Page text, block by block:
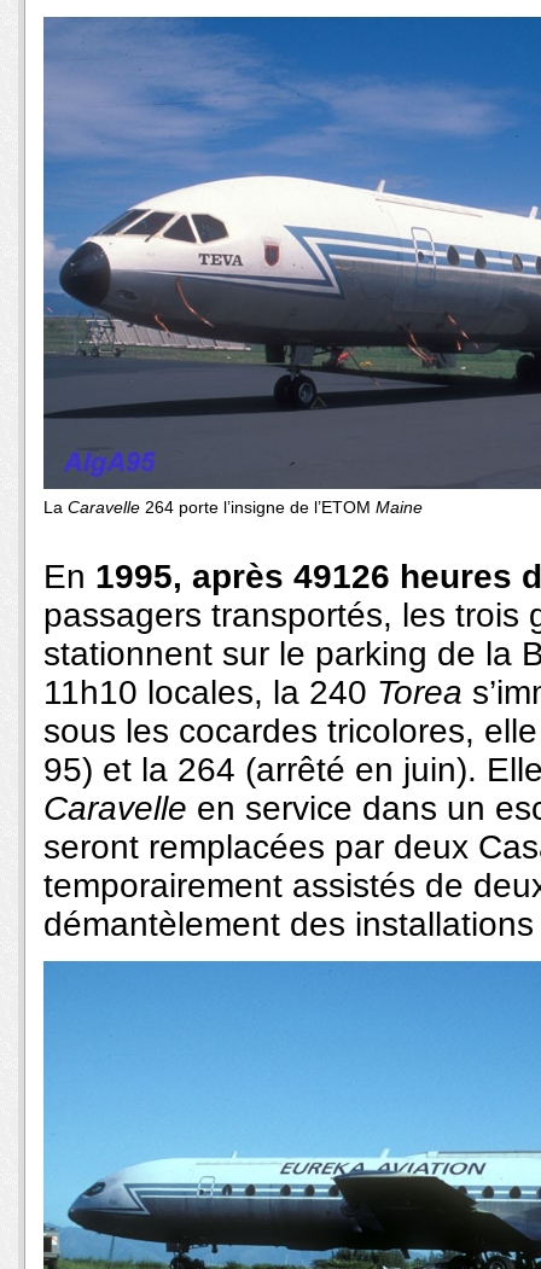
La Caravelle 264 porte l’insigne de l’ETOM Maine
En 1995, après 49126 heures
passagers transportés, les trois
stationnent sur le parking de la
11h10 locales, la 240 Torea
sous les cocardes tricolores,
95) et la 264 (arrêté en juin).
Caravelle en service dans un
seront remplacées par deux
temporairement assistés de
démantèlement des